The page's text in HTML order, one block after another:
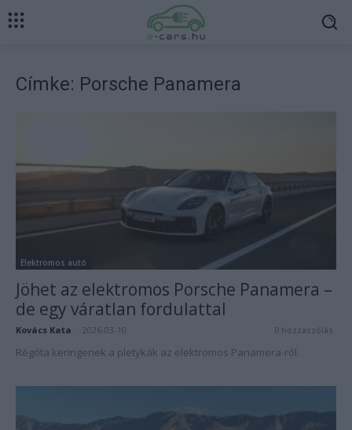
Címke: Porsche Panamera
Elektromos autó
Jöhet az elektromos Porsche Panamera –
de egy váratlan fordulattal
Kovács Kata 2026-03-10 0 hozzászólás
Régóta keringenek a pletykák az elektromos Panamera-ról.